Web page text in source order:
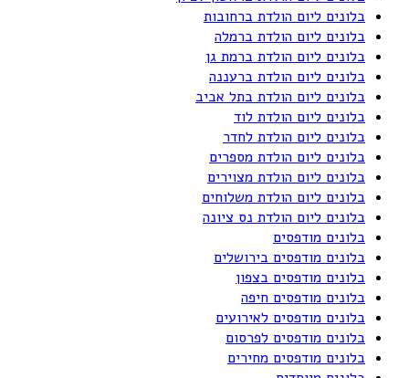
בלונים ליום הולדת ברחובות
בלונים ליום הולדת ברמלה
בלונים ליום הולדת ברמת גן
בלונים ליום הולדת ברעננה
בלונים ליום הולדת בתל אביב
בלונים ליום הולדת לוד
בלונים ליום הולדת לחדר
בלונים ליום הולדת מספרים
בלונים ליום הולדת מצוירים
בלונים ליום הולדת משלוחים
בלונים ליום הולדת נס ציונה
בלונים מודפסים
בלונים מודפסים בירושלים
בלונים מודפסים בצפון
בלונים מודפסים חיפה
בלונים מודפסים לאירועים
בלונים מודפסים לפרסום
בלונים מודפסים מחירים